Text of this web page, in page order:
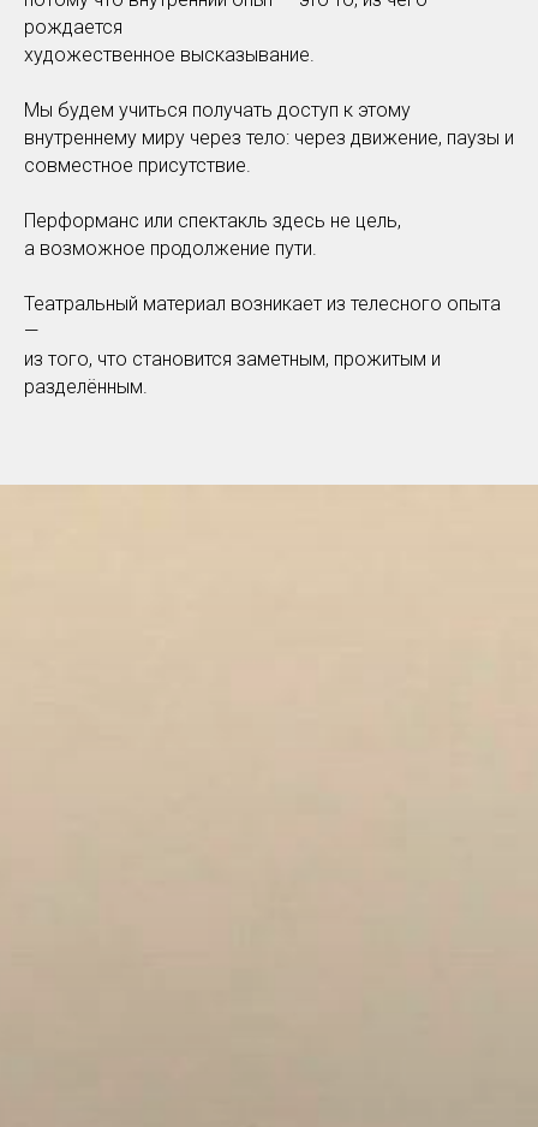
рождается
художественное высказывание.
Мы будем учиться получать доступ к этому
внутреннему миру через тело: через движение, паузы и
совместное присутствие.
Перформанс или спектакль здесь не цель,
а возможное продолжение пути.
Театральный материал возникает из телесного опыта
—
из того, что становится заметным, прожитым и
разделённым.